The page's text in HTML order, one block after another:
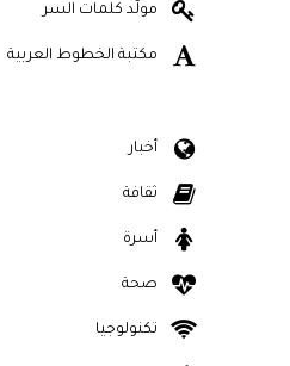
مولّد كلمات السر
مكتبة الخطوط العربية
أخبار
ثقافة
أسرة
صحة
تكنولوجيا